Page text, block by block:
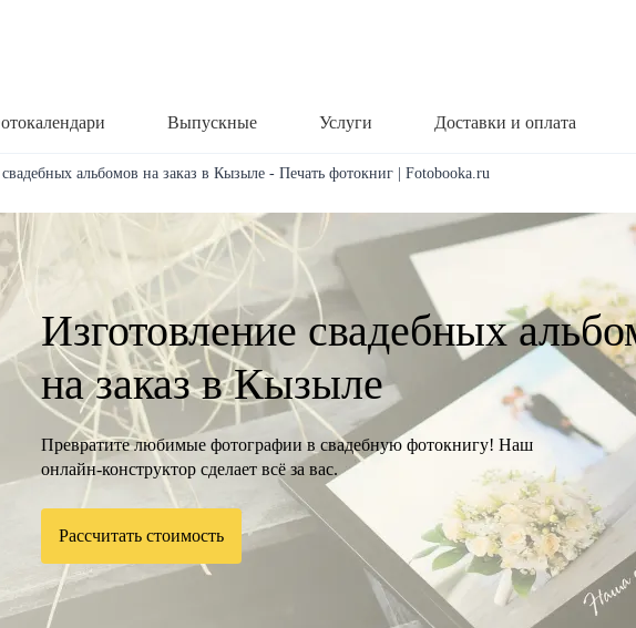
Выпускные Услуги Доставки и оплата
альбомов на заказ в Кызыле - Печать фотокниг | Fotobooka.ru
Изготовление свадебных
на заказ в Кызыле
Превратите любимые фотографии в свадебную фотокнигу! Наш
онлайн-конструктор сделает всё за вас.
Рассчитать стоимость